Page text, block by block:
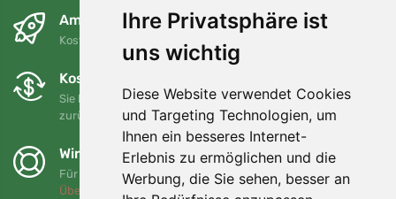
Ihre Privatsphäre ist
uns wichtig
Diese Website verwendet Cookies
und Targeting Technologien, um
Ihnen ein besseres Internet-
Erlebnis zu ermöglichen und die
Werbung, die Sie sehen, besser an
Am nächsten Tag und kostenlos
Kostenloser Versand für Bestellungen über 80 EUR
Kostenloser Umtausch und Rückgabe
Sie können Ihre Bestellung jederzeit innerhalb von 90 Tagen
zurückgeben oder umtauschen.
Wir unterstützen Trees.org
Für jede Bestellung pflanzen wir einen Baum! Mehr lesen
Über uns